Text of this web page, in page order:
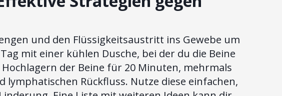
und den Flüssigkeitsaustritt ins Gewebe um
mit einer kühlen Dusche, bei der du die Beine
der Beine für 20 Minuten, mehrmals
Rückfluss. Nutze diese einfachen,